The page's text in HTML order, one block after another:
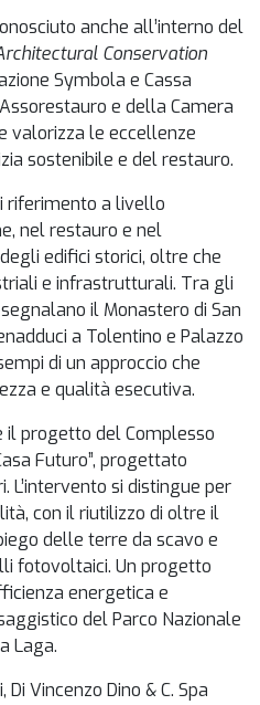
anche all’interno del
Conservation
Symbola e Cassa
Assorestauro e della Camera
valorizza le eccellenze
sostenibile e del restauro.
riferimento a livello
nel restauro e nel
edifici storici, oltre che
e infrastrutturali. Tra gli
il Monastero di San
a Tolentino e Palazzo
di un approccio che
e qualità esecutiva.
progetto del Complesso
Futuro”, progettato
L’intervento si distingue per
con il riutilizzo di oltre il
delle terre da scavo e
fotovoltaici. Un progetto
energetica e
del Parco Nazionale
Laga.
Vincenzo Dino & C. Spa